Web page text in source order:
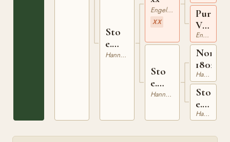
Sto
e.
Troncais
Hannoveranare
Engelskt Fullblod
XX
Sto
e.
Nord
Hannoveranare
Pure
Verite
xxEngelskt Fullblod
Nord
Hannoveranare
Sto
e.
Nathan
Hannoveranare